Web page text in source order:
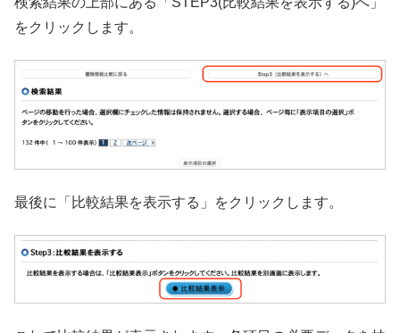
をクリックします。
最後に「比較結果を表示する」をクリックします。